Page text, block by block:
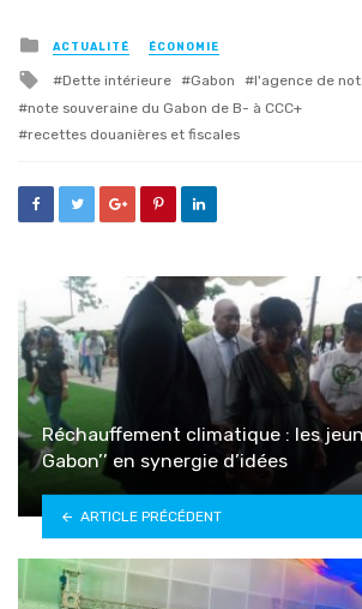
Posted
in
ACTUALITÉ ÉCONOMIE
Tagged
with
Dette intérieure Gabon
l'agence de
note souveraine du Gabon de B- à CCC+
recettes douanières et fiscales
Réchauffement climatique : les
Gabon’’ en synergie d’idées
ARTICLE PRÉCÉDENT